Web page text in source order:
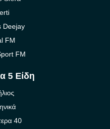
Deejay
FM
FM
5 Είδη
40